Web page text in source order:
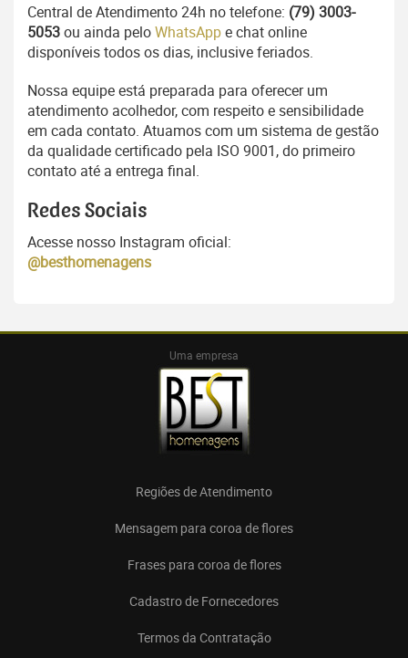
Central de Atendimento 24h no telefone: (79) 3003-
5053ou ainda peloWhatsAppe chat online
disponíveis todos os dias, inclusive feriados.
Nossa equipe está preparada para oferecer um
atendimento acolhedor, com respeito e sensibilidade
em cada contato. Atuamos com um sistema de gestão
da qualidade certificado pela ISO 9001, do primeiro
contato até a entrega final.
Redes Sociais
Acesse nosso Instagram oficial:
@besthomenagens
Uma empresa
Regiões de Atendimento
Mensagem para coroa de flores
Frases para coroa de flores
Cadastro de Fornecedores
Termos da Contratação